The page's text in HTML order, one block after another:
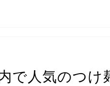
で人気のつけ